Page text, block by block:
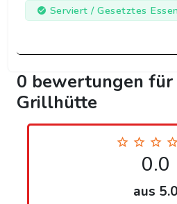
Serviert / Gesetztes
0 bewertungen für
Grillhütte
0.0
aus 5.0